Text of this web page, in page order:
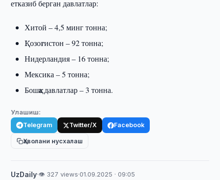
етказиб берган давлатлар:
Хитой – 4,5 минг тонна;
Қозоғистон – 92 тонна;
Нидерландия – 16 тонна;
Мексика – 5 тонна;
Бошқа давлатлар – 3 тонна.
Улашиш:
Telegram Twitter/X Facebook
Ҳаволани нусхалаш
UzDaily·👁 327 views·01.09.2025 · 09:05